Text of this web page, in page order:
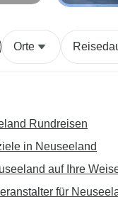
Orte
Rundreisen
in Neuseeland
auf Ihre
für